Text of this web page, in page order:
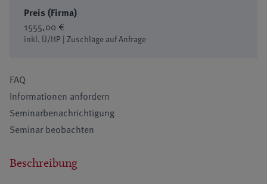
Preis (Firma)
1555,00 €
inkl. Ü/HP | Zuschläge auf Anfrage
FAQ
Informationen anfordern
Seminarbenachrichtigung
Seminar beobachten
Beschreibung